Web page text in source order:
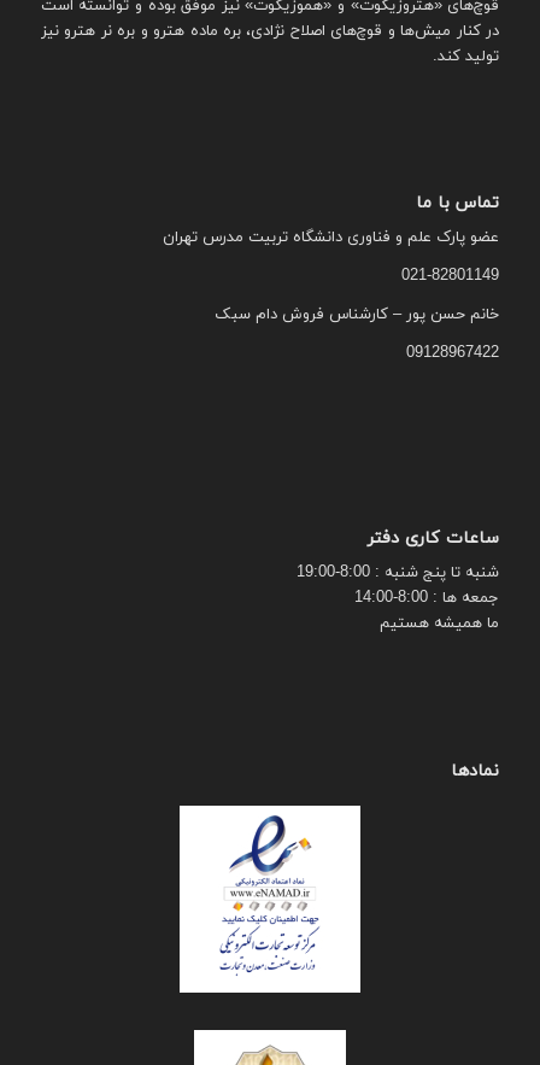
قوچ‌های «هتروزیگوت» و «هموزیگوت» نیز موفق بوده و توانسته است
در کنار میش‌ها و قوچ‌های اصلاح نژادی، بره ماده هترو و بره نر هترو نیز
تولید کند.
تماس با ما
عضو پارک علم و فناوری دانشگاه تربیت مدرس تهران
021-82801149
خانم حسن پور – کارشناس فروش دام سبک
09128967422
ساعات کاری دفتر
شنبه تا پنج شنبه : 8:00-19:00
جمعه ها : 8:00-14:00
ما همیشه هستیم
نمادها